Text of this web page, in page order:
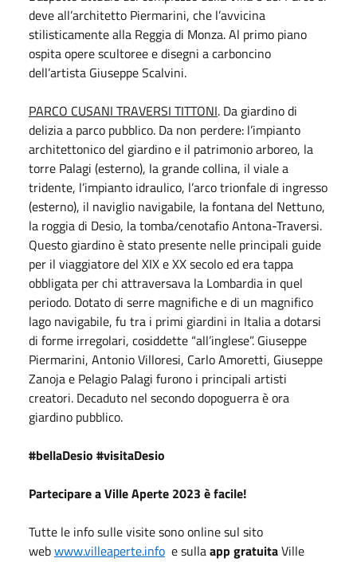
deve all’architetto Piermarini, che l’avvicina
stilisticamente alla Reggia di Monza. Al primo piano
ospita opere scultoree e disegni a carboncino
dell’artista Giuseppe Scalvini.
PARCO CUSANI TRAVERSI TITTONI. Da giardino di
delizia a parco pubblico. Da non perdere: l’impianto
architettonico del giardino e il patrimonio arboreo, la
torre Palagi (esterno), la grande collina, il viale a
tridente, l’impianto idraulico, l’arco trionfale di ingresso
(esterno), il naviglio navigabile, la fontana del Nettuno,
la roggia di Desio, la tomba/cenotafio Antona-Traversi.
Questo giardino è stato presente nelle principali guide
per il viaggiatore del XIX e XX secolo ed era tappa
obbligata per chi attraversava la Lombardia in quel
periodo. Dotato di serre magnifiche e di un magnifico
lago navigabile, fu tra i primi giardini in Italia a dotarsi
di forme irregolari, cosiddette “all’inglese”. Giuseppe
Piermarini, Antonio Villoresi, Carlo Amoretti, Giuseppe
Zanoja e Pelagio Palagi furono i principali artisti
creatori. Decaduto nel secondo dopoguerra è ora
giardino pubblico.
#bellaDesio #visitaDesio
Partecipare a Ville Aperte 2023 è facile!
Tutte le info sulle visite sono online sul sito
webwww.villeaperte.info e sullaapp gratuitaVille